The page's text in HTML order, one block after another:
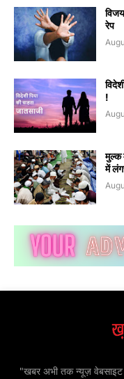
रेप
!
मुल्क
में
"खबर अभी तक न्यूज़ वेबसाइट